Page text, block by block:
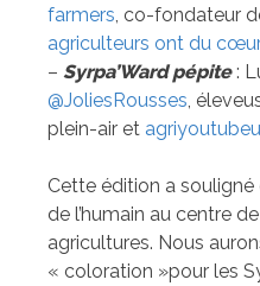
farmers, co-fondateur
agriculteurs ont du
– Syrpa’Ward pépite:
@JoliesRousses,
plein-air et
Cette édition a
de l’humain au centre
agricultures. Nous
« coloration »pour les